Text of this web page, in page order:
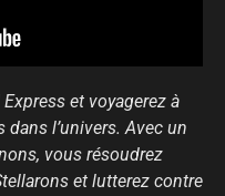
et voyagerez à
l’univers. Avec un
vous résoudrez
et lutterez contre